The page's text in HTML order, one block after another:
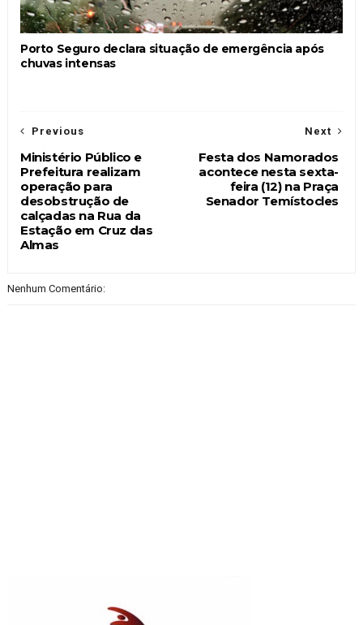
Porto Seguro declara situação de emergência após
chuvas intensas
Next
Festa dos Namorados
acontece nesta sexta-
feira (12) na Praça
Senador Temístocles
Previous
Ministério Público e
Prefeitura realizam
operação para
desobstrução de
calçadas na Rua da
Estação em Cruz das
Almas
Nenhum Comentário: